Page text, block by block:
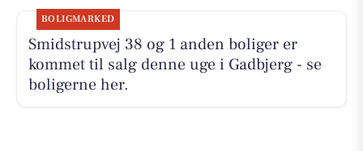
BOLIGMARKED
Smidstrupvej 38 og 1 anden boliger er
kommet til salg denne uge i Gadbjerg - se
boligerne her.